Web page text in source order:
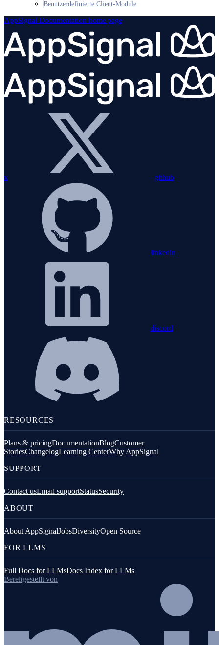
Benutzerdefinierte Client-Module
AppSignal Documentation home page
x github
linkedin
discord
RESOURCES
Plans & pricingDocumentationBlogCustomer
StoriesChangelogLearning CenterWhy AppSignal
SUPPORT
Contact usEmail supportStatusSecurity
ABOUT
About AppSignalJobsDiversityOpen Source
FOR LLMS
Full Docs for LLMsDocs Index for LLMs
Bereitgestellt von